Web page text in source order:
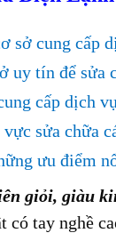
sở cung cấp
uy tín để sửa
cấp dịch
sửa chữa
ưu điểm
giỏi, giàu
có tay nghề